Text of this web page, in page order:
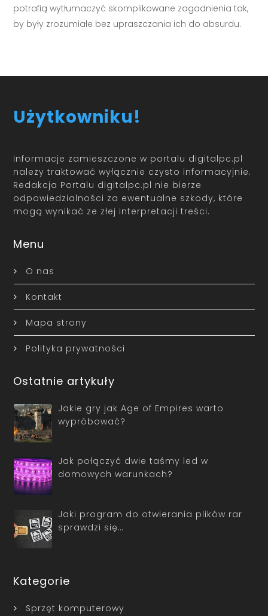
potrafią wytłumaczyć skomplikowane zagadnienia tak,
by były zrozumiałe bez upraszczania ich do absurdu.
Użytkowniku!
Informacje zamieszczone w portalu digitalpc.pl
należy traktować wyłącznie czysto informacyjnie.
Redakcja Portalu digitalpc.pl nie bierze
odpowiedzialności za ewentualne szkody, które
mogą wynikać ze złej interpretacji treści.
Menu
O nas
Kontakt
Mapa strony
Polityka prywatności
Ostatnie artykuły
Jakie gry jak Age of Empires warto
wypróbować?
Jak połączyć dwie taśmy led w
domowych warunkach?
Jaki program do otwierania plików rar
sprawdzi się…
Kategorie
Sprzęt komputerowy